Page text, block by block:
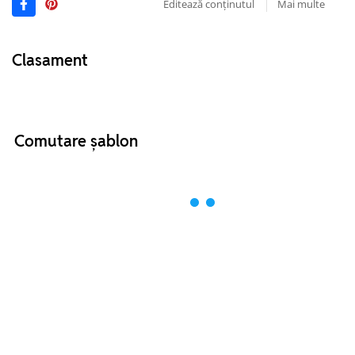
Editează conținutul Mai multe
Clasament
Comutare șablon